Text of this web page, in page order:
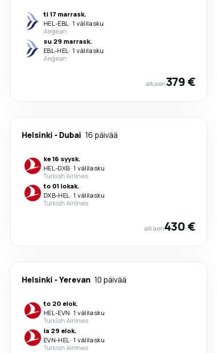
ti 17 marrask.
HEL-EBL· 1 välilasku
Aegean
su 29 marrask.
EBL-HEL· 1 välilasku
Aegean
alkaen379 €
Helsinki - Dubai 16 päivää
ke 16 syysk.
HEL-DXB· 1 välilasku
Turkish Airlines
to 01 lokak.
DXB-HEL· 1 välilasku
Turkish Airlines
alkaen430 €
Helsinki -Yerevan 10 päivää
to 20 elok.
HEL-EVN· 1 välilasku
Turkish Airlines
la 29 elok.
EVN-HEL· 1 välilasku
Turkish Airlines